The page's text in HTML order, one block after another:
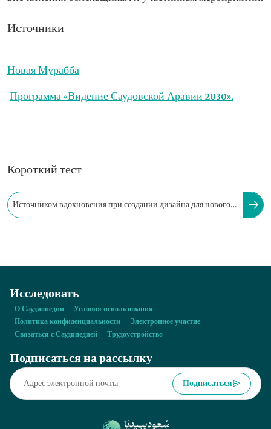
Источники
Новая Мурабба
Программа «Видение Саудовской Аравии 2030».
Короткий тест
Источником вдохновения при создании дизайна для нового
Исследовать
О Саудиопедии
Условия использования
Политика конфиденциальности
Электронное участие
Связаться с Саудипедией
Трудоустройство
Подписаться на рассылку
Подписаться